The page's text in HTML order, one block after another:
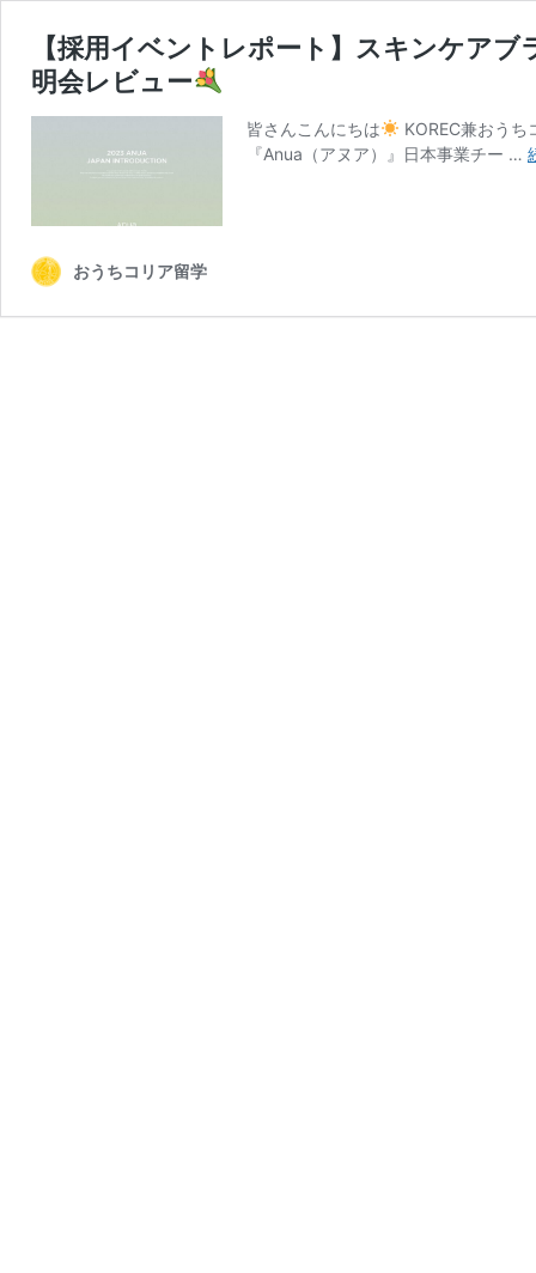
【採用イベントレポート】スキンケア
明会レビュー
皆さんこんにちは
KOREC兼おう
『Anua（アヌア）』日本事業チー …
おうちコリア留学